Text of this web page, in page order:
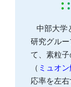
中部大学
研究グル
て、素粒
（ ミュオ
応率を左